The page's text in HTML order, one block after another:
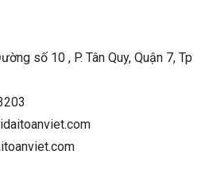
số 10 , P. Tân Quy, Quận 7, Tp